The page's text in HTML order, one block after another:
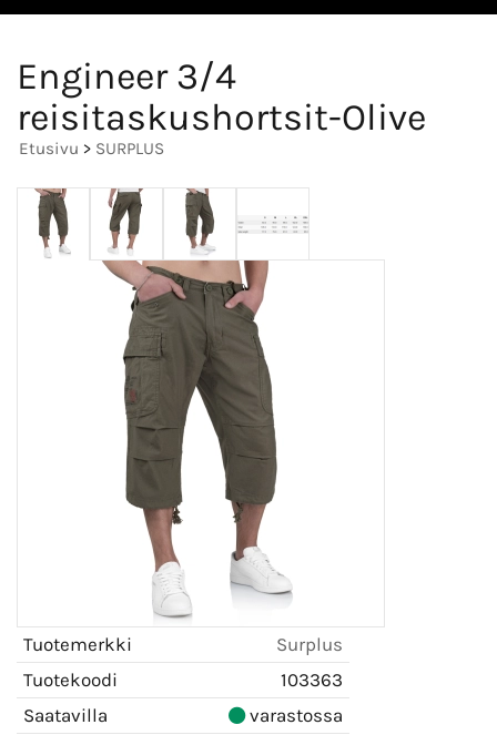
Engineer 3/4
reisitaskushortsit-Olive
Etusivu > SURPLUS
Tuotemerkki
Surplus
Tuotekoodi
103363
Saatavilla
varastossa